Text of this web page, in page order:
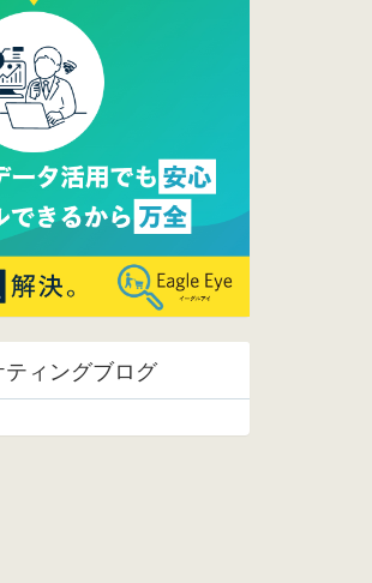
ンのサイト機能を大幅バージ
ップ。詳細はこちら。⇒
へ
ンが機能拡充し、サイトリニ
ルしました。⇒
ページを開設しました。
こちら。
サイトリリースしました。
ィングブログ